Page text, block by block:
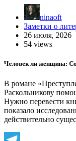
ninaoft
Заметки о
26 июля, 2026
54 views
Человек ли женщина:
В романе
Раскольникову
Нужно перевести
показало
действительно